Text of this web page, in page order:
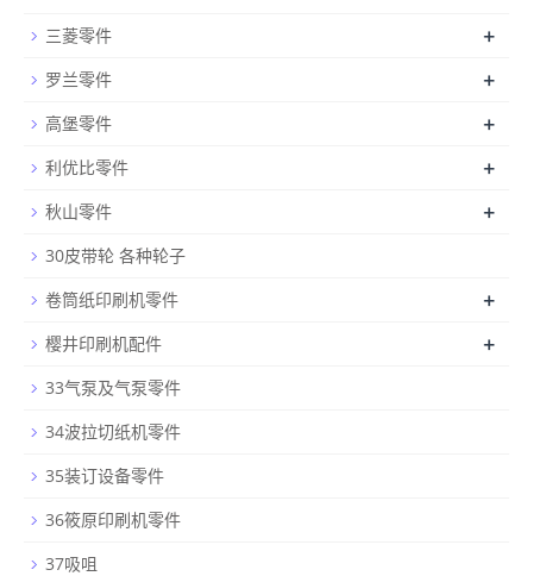
三菱零件 +
罗兰零件 +
高堡零件 +
利优比零件 +
秋山零件 +
30皮带轮 各种轮子
卷筒纸印刷机零件
+
樱井印刷机配件 +
33气泵及气泵零件
34波拉切纸机零件
35装订设备零件
36筱原印刷机零件
37吸咀